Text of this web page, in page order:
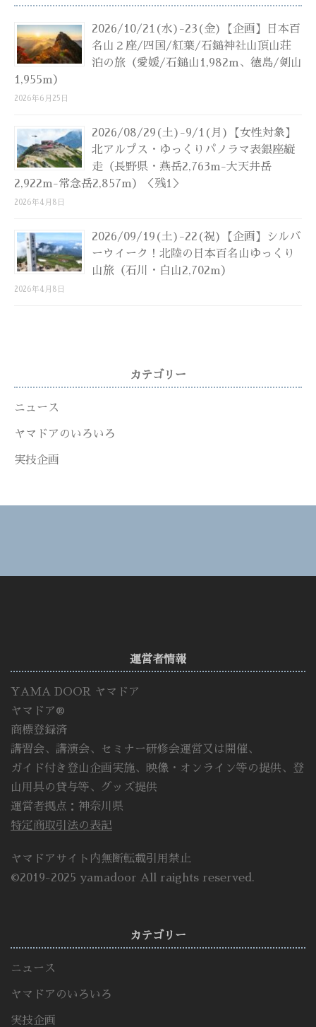
2026/10/21(水)-23(金)【企画】日本百
名山２座/四国/紅葉/石鎚神社山頂山荘
泊の旅（愛媛/石鎚山1,982m、徳島/剣山
1,955m）
2026年6月25日
2026/08/29(土)-9/1(月)【女性対象】
北アルプス・ゆっくりパノラマ表銀座縦
走（長野県・燕岳2,763m-大天井岳
2,922m-常念岳2,857m）＜残1＞
2026年4月8日
2026/09/19(土)-22(祝)【企画】シルバ
ーウイーク！北陸の日本百名山ゆっくり
山旅（石川・白山2,702m）
2026年4月8日
カテゴリー
ニュース
ヤマドアのいろいろ
実技企画
運営者情報
YAMA DOOR ヤマドア
ヤマドア®
商標登録済
講習会、講演会、セミナー研修会運営又は開催、
ガイド付き登山企画実施、映像・オンライン等の提供、登
山用具の貸与等、グッズ提供
運営者拠点：神奈川県
特定商取引法の表記
ヤマドアサイト内無断転載引用禁止
©2019-2025 yamadoor All raights reserved.
カテゴリー
ニュース
ヤマドアのいろいろ
実技企画